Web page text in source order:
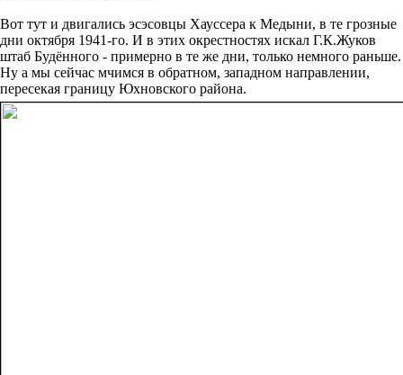
Вот тут и двигались эсэсовцы Хауссера к Медыни, в те грозные
дни октября 1941-го. И в этих окрестностях искал Г.К.Жуков
штаб Будённого - примерно в те же дни, только немного раньше.
Ну а мы сейчас мчимся в обратном, западном направлении,
пересекая границу Юхновского района.